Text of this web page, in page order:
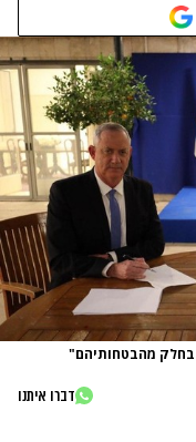
בחלק מהבטחותיהם"
דברו איתנו